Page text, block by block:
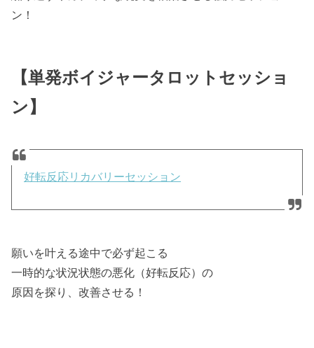
ン！
【単発ボイジャータロットセッショ
ン】
好転反応リカバリーセッション
願いを叶える途中で必ず起こる
一時的な状況状態の悪化（好転反応）の
原因を探り、改善させる！